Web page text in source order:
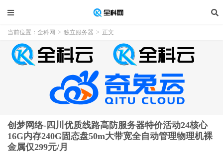
当前位置： 全科网 > 独立服务器 > 正文
创梦网络-四川优质线路高防服务器特价活动24核心
16G内存240G固态盘50m大带宽全自动管理物理机裸
金属仅299元/月